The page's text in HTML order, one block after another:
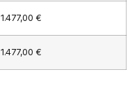
1.477,00 €
1.477,00 €